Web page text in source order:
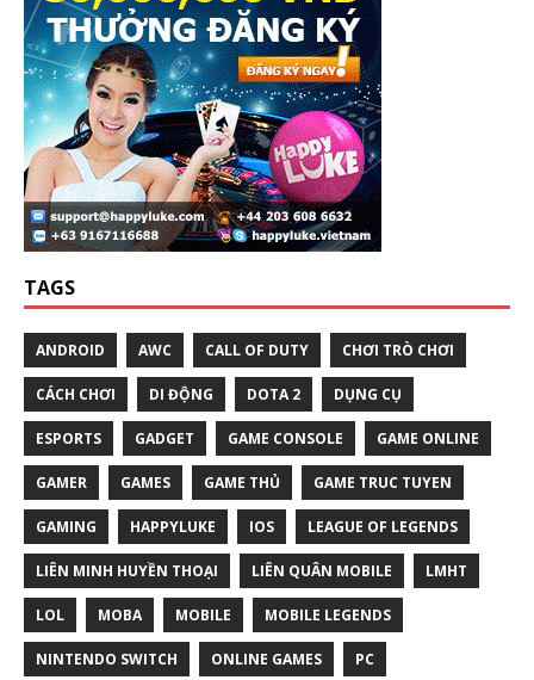
TAGS
ANDROID AWC CALL OF DUTY CHƠI TRÒ CHƠI
CÁCH CHƠI DI ĐỘNG DOTA 2 DỤNG CỤ
ESPORTS GADGET GAME CONSOLE GAME ONLINE
GAMER GAMES GAME THỦ GAME TRUC TUYEN
GAMING HAPPYLUKE IOS LEAGUE OF LEGENDS
LIÊN MINH HUYỀN THOẠI LIÊN QUÂN MOBILE LMHT
LOL MOBA MOBILE MOBILE LEGENDS
NINTENDO SWITCH ONLINE GAMES PC